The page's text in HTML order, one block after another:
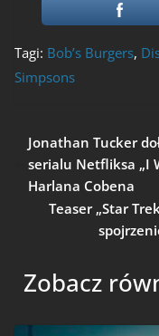
Tagi: Bob’s Burgers,
Simpsons
Jonathan Tucker
serialu Netfliksa „I
Harlana Cobena
Teaser „Star
Zobacz